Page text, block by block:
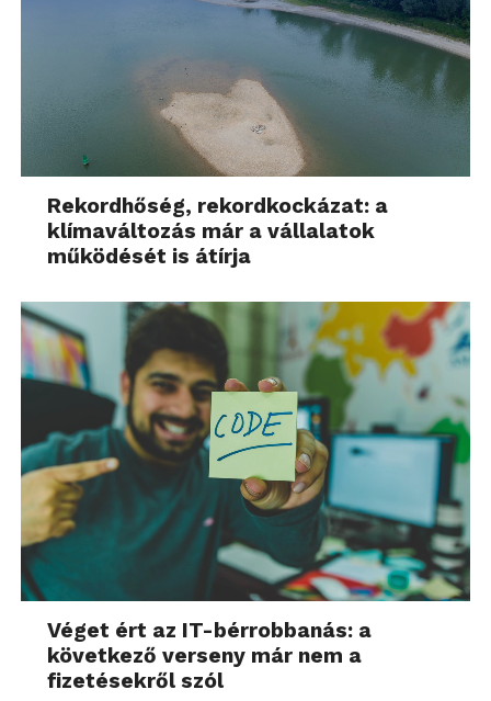
Rekordhőség, rekordkockázat: a
klímaváltozás már a vállalatok
működését is átírja
Véget ért az IT-bérrobbanás: a
következő verseny már nem a
fizetésekről szól